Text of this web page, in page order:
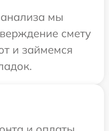
мы
смету
и займемся